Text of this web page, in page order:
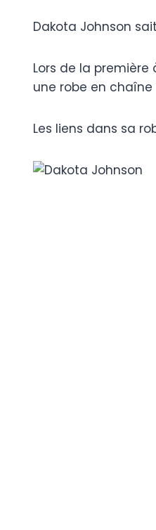
Dakota Johnson
Lors de la première
une robe en
Les liens dans sa